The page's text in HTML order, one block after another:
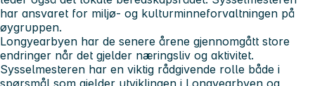
har ansvaret for miljø- og kulturminneforvaltningen på
øygruppen.
Longyearbyen har de senere årene gjennomgått store
endringer når det gjelder næringsliv og aktivitet.
Sysselmesteren har en viktig rådgivende rolle både i